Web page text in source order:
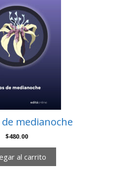
medianoche
$480.00
al carrito